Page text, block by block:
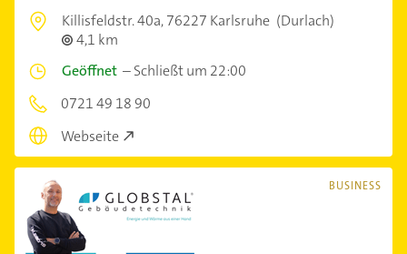
Killisfeldstr. 40a,76227 Karlsruhe (Durlach)
4,1 km
Geöffnet –Schließt um 22:00
0721 49 18 90
Webseite
BUSINESS